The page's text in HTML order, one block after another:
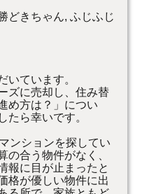
どきちゃん, ふじふじ
いています。
ズに売却し、住み替
め方は？」につい
たら幸いです。
ンションを探してい
の合う物件がなく、
報に目が止まったと
格が優しい物件に出